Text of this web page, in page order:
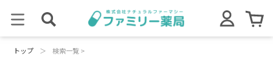
トップ ＞ 検索一覧 >